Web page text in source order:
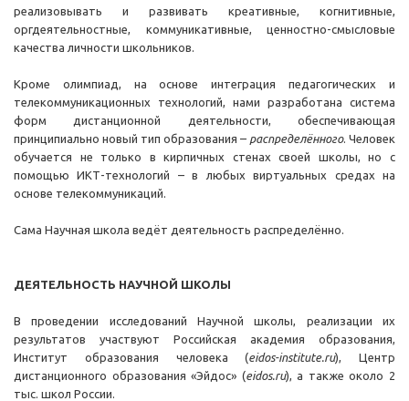
реализовывать и развивать креативные, когнитивные,
оргдеятельностные, коммуникативные, ценностно-смысловые
качества личности школьников.
Кроме олимпиад, на основе интеграция педагогических и
телекоммуникационных технологий, нами разработана система
форм дистанционной деятельности, обеспечивающая
принципиально новый тип образования – распределённого. Человек
обучается не только в кирпичных стенах своей школы, но с
помощью ИКТ-технологий – в любых виртуальных средах на
основе телекоммуникаций.
Сама Научная школа ведёт деятельность распределённо.
ДЕЯТЕЛЬНОСТЬ НАУЧНОЙ ШКОЛЫ
В проведении исследований Научной школы, реализации их
результатов участвуют Российская академия образования,
Институт образования человека (eidos-institute.ru), Центр
дистанционного образования «Эйдос» (eidos.ru), а также около 2
тыс. школ России.